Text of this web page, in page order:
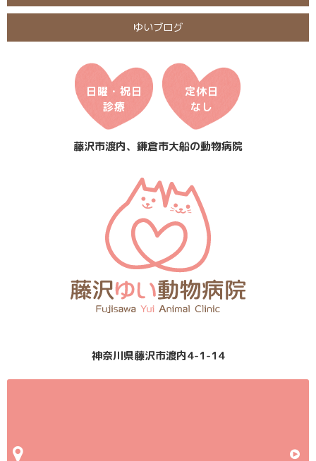
ゆいブログ
日曜・祝日
診療
定休日
なし
藤沢市渡内、鎌倉市大船の動物病院
神奈川県藤沢市渡内4-1-14